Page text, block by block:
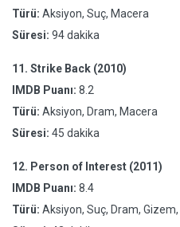
Türü: Aksiyon, Suç, Macera
Süresi: 94 dakika
11. Strike Back (2010)
IMDB Puanı: 8.2
Türü: Aksiyon, Dram, Macera
Süresi: 45 dakika
12. Person of Interest (2011)
IMDB Puanı: 8.4
Türü: Aksiyon, Suç, Dram,